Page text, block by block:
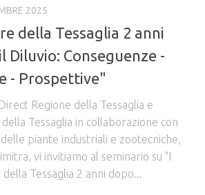
2025
della Tessaglia 2 anni
Diluvio: Conseguenze -
- Prospettive"
Regione della Tessaglia e
della Tessaglia in collaborazione con
piante industriali e zootecniche,
vi invitiamo al seminario su "I
Tessaglia 2 anni dopo...